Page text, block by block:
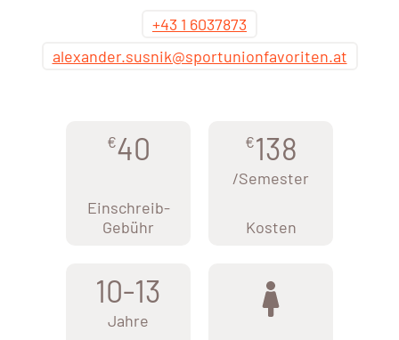
+43 1 6037873
alexander.susnik@sportunionfavoriten.at
€40
Einschreib-
Gebühr
€138
/Semester
Kosten
10-13
Jahre